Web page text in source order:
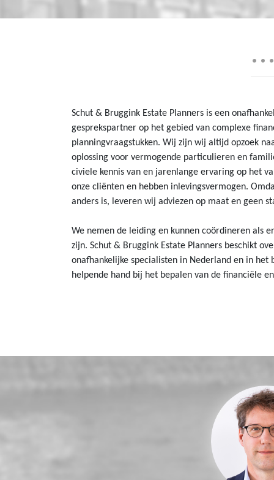
Schut & Bruggink Estate Planners is een
gesprekspartner op het gebied van complexe
planningvraagstukken. Wij zijn wij altijd opzoek
oplossing voor vermogende particulieren en
civiele kennis van en jarenlange ervaring op het
onze cliënten en hebben inlevingsvermogen.
anders is, leveren wij adviezen op maat en geen
We nemen de leiding en kunnen coördineren als
zijn. Schut & Bruggink Estate Planners beschikt
onafhankelijke specialisten in Nederland en in het
helpende hand bij het bepalen van de financiële